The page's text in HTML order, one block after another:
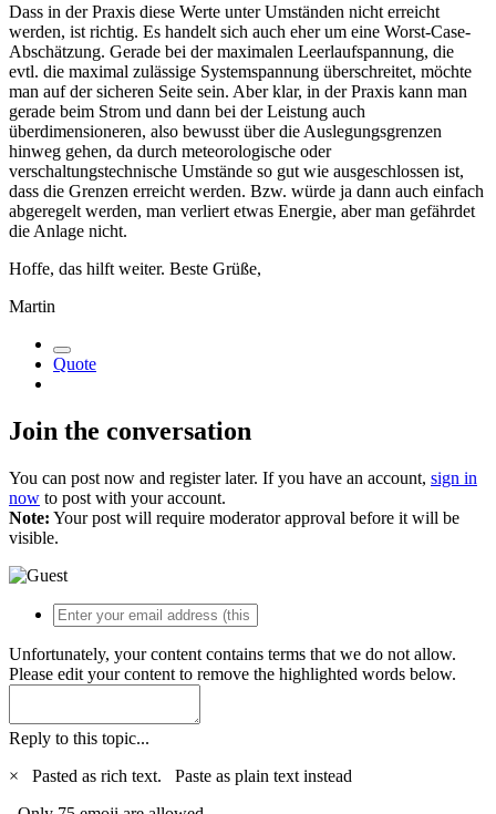
Dass in der Praxis diese Werte unter Umständen nicht erreicht
werden, ist richtig. Es handelt sich auch eher um eine Worst-Case-
Abschätzung. Gerade bei der maximalen Leerlaufspannung, die
evtl. die maximal zulässige Systemspannung überschreitet, möchte
man auf der sicheren Seite sein. Aber klar, in der Praxis kann man
gerade beim Strom und dann bei der Leistung auch
überdimensioneren, also bewusst über die Auslegungsgrenzen
hinweg gehen, da durch meteorologische oder
verschaltungstechnische Umstände so gut wie ausgeschlossen ist,
dass die Grenzen erreicht werden. Bzw. würde ja dann auch einfach
abgeregelt werden, man verliert etwas Energie, aber man gefährdet
die Anlage nicht.
Hoffe, das hilft weiter. Beste Grüße,
Martin
Quote
Join the conversation
You can post now and register later. If you have an account, sign in
now to post with your account.
Note: Your post will require moderator approval before it will be
visible.
Unfortunately, your content contains terms that we do not allow.
Please edit your content to remove the highlighted words below.
Reply to this topic...
×
Pasted as rich text. Paste as plain text instead